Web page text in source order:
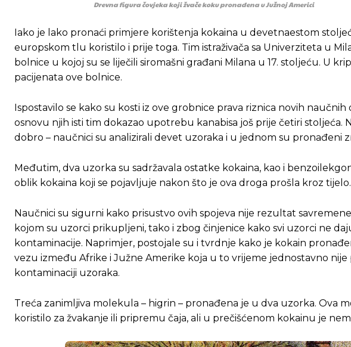
[wpuf_form id=”7463”]
[wpuf_form id=”7463”]
Drevna figura čovjeka koji žvače koku pronađena u Južnoj Americi
Iako je lako pronaći primjere korištenja kokaina u devetnaestom
europskom tlu koristilo i prije toga. Tim istraživača sa Univerziteta u
bolnice u kojoj su se liječili siromašni građani Milana u 17. stoljeću. U
pacijenata ove bolnice.
Ispostavilo se kako su kosti iz ove grobnice prava riznica novih
osnovu njih isti tim dokazao upotrebu kanabisa još prije četiri stoljeća.
dobro – naučnici su analizirali devet uzoraka i u jednom su pronađeni
Međutim, dva uzorka su sadržavala ostatke kokaina, kao i
oblik kokaina koji se pojavljuje nakon što je ova droga prošla kroz tijelo.
Naučnici su sigurni kako prisustvo ovih spojeva nije rezultat
kojom su uzorci prikupljeni, tako i zbog činjenice kako svi uzorci ne
kontaminacije. Naprimjer, postojale su i tvrdnje kako je kokain
vezu između Afrike i Južne Amerike koja u to vrijeme jednostavno
kontaminaciji uzoraka.
Treća zanimljiva molekula – higrin – pronađena je u dva uzorka. Ova
koristilo za žvakanje ili pripremu čaja, ali u prečišćenom kokainu je